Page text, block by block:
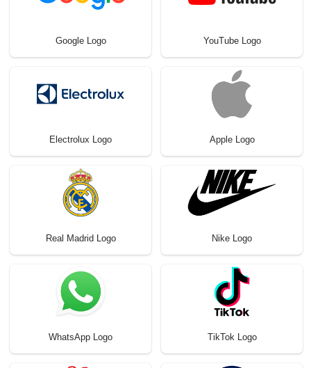
Google Logo YouTube Logo
Electrolux Logo Apple Logo
Real Madrid Logo Nike Logo
WhatsApp Logo TikTok Logo